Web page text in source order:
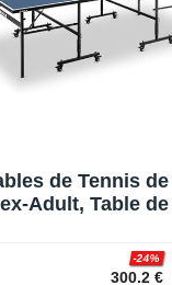
de Tennis
Adult, Table
Inclus, Bleu,
76 cm300.2 €
-24%